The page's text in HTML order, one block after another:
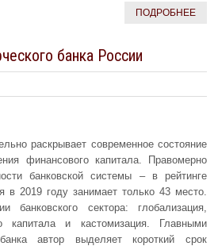
ПОДРОБНЕЕ
банка России
раскрывает современное состояние
финансового капитала. Правомерно
банковской системы – в рейтинге
в 2019 году занимает только 43 место.
банковского сектора: глобализация,
капитала и кастомизация. Главными
банка автор выделяет короткий срок